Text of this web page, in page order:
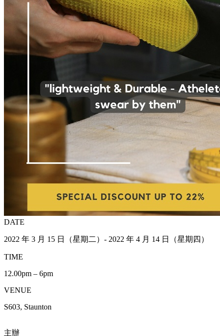
DATE
2022 年 3 月 15 日（星期二）- 2022 年 4 月 14 日（星期四）
TIME
12.00pm – 6pm
VENUE
S603, Staunton
主辦